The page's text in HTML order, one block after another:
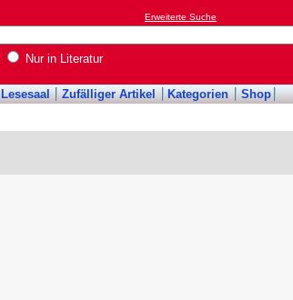
Erweiterte Suche
Nur in Literatur
Lesesaal Zufälliger Artikel Kategorien Shop